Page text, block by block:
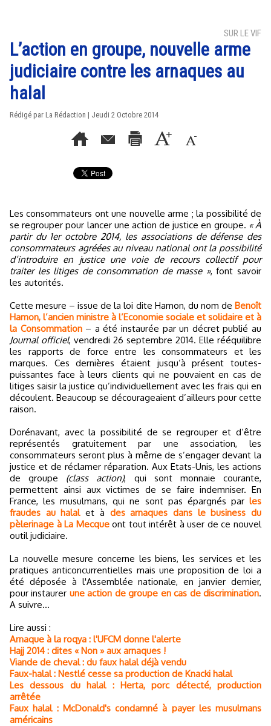
SUR LE VIF
L’action en groupe, nouvelle arme
judiciaire contre les arnaques au
halal
Rédigé par La Rédaction | Jeudi 2 Octobre 2014
Les consommateurs ont une nouvelle arme ; la possibilité de
se regrouper pour lancer une action de justice en groupe. « À
partir du 1er octobre 2014, les associations de défense des
consommateurs agréées au niveau national ont la possibilité
d’introduire en justice une voie de recours collectif pour
traiter les litiges de consommation de masse », font savoir
les autorités.
Cette mesure – issue de la loi dite Hamon, du nom de Benoît
Hamon, l’ancien ministre à l’Economie sociale et solidaire et à
la Consommation– a été instaurée par un décret publié au
Journal officiel, vendredi 26 septembre 2014. Elle rééquilibre
les rapports de force entre les consommateurs et les
marques. Ces dernières étaient jusqu’à présent toutes-
puissantes face à leurs clients qui ne pouvaient en cas de
litiges saisir la justice qu’individuellement avec les frais qui en
découlent. Beaucoup se décourageaient d’ailleurs pour cette
raison.
Dorénavant, avec la possibilité de se regrouper et d’être
représentés gratuitement par une association, les
consommateurs seront plus à même de s’engager devant la
justice et de réclamer réparation. Aux Etats-Unis, les actions
de groupe (class action), qui sont monnaie courante,
permettent ainsi aux victimes de se faire indemniser. En
France, les musulmans, qui ne sont pas épargnés par les
fraudes au halalet à des arnaques dans le business du
pèlerinage à La Mecqueont tout intérêt à user de ce nouvel
outil judiciaire.
La nouvelle mesure concerne les biens, les services et les
pratiques anticoncurrentielles mais une proposition de loi a
été déposée à l'Assemblée nationale, en janvier dernier,
pour instaurer une action de groupe en cas de discrimination.
A suivre...
Lire aussi :
Arnaque à la roqya : l'UFCM donne l'alerte
Hajj 2014 : dites « Non » aux arnaques !
Viande de cheval : du faux halal déjà vendu
Faux-halal : Nestlé cesse sa production de Knacki halal
Les dessous du halal : Herta, porc détecté, production
arrêtée
Faux halal : McDonald's condamné à payer les musulmans
américains